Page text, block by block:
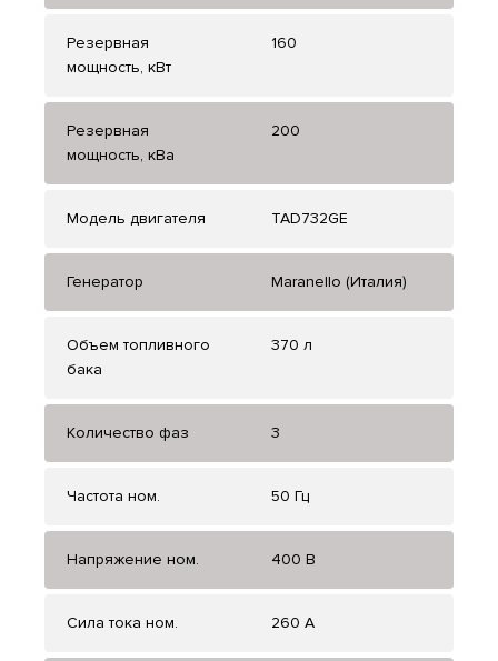
Резервная
мощность, кВт
160
Резервная
мощность, кВа
200
Модель двигателя TAD732GE
Генератор Maranello (Италия)
Объем топливного
бака
370 л
Количество фаз 3
Частота ном. 50 Гц
Напряжение ном. 400 В
Сила тока ном. 260 А